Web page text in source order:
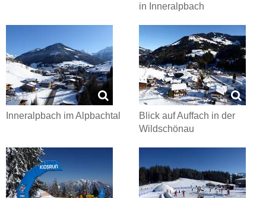
in Inneralpbach
Inneralpbach im Alpbachtal
Blick auf Auffach in der
Wildschönau